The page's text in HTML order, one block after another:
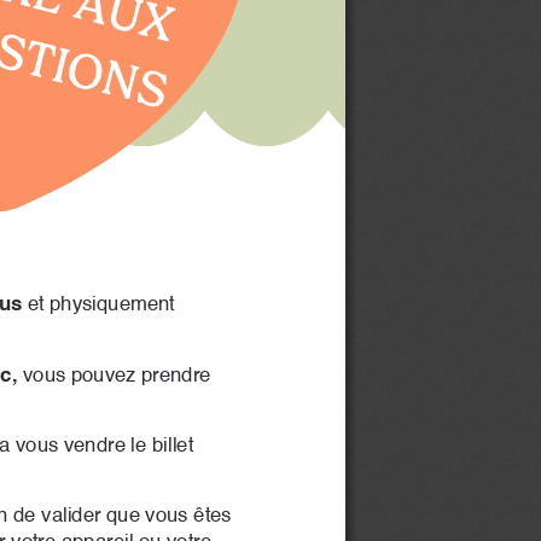
et physiquement
vous pouvez prendre
vous vendre le billet
de valider que vous êtes